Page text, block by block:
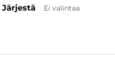
Järjestä Ei valintaa